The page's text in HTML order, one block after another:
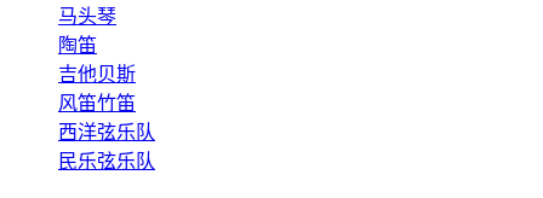
马头琴
陶笛
吉他贝斯
风笛竹笛
西洋弦乐队
民乐弦乐队